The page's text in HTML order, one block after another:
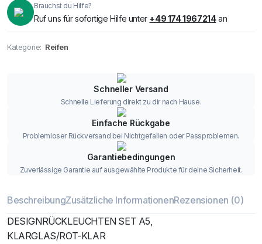
Brauchst du Hilfe?
Ruf uns für sofortige Hilfe unter +49 174 1967214an
Kategorie: Reifen
Schneller Versand
Schnelle Lieferung direkt zu dir nach Hause.
Einfache Rückgabe
Problemloser Rückversand bei Nichtgefallen oder Passproblemen.
Garantiebedingungen
Zuverlässige Garantie auf ausgewählte Produkte für deine Sicherheit.
BeschreibungZusätzliche InformationenRezensionen (0)
DESIGNRÜCKLEUCHTEN SET A5,
KLARGLAS/ROT-KLAR